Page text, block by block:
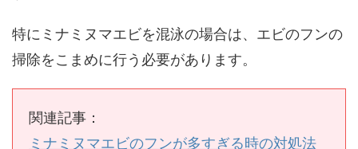
特にミナミヌマエビを混泳の場合は、エビのフンの
掃除をこまめに行う必要があります。
関連記事：
ミナミヌマエビのフンが多すぎる時の対処法